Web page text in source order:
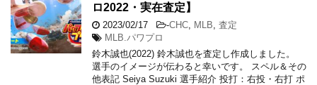
ロ2022・実在査定】
2023/02/17 -CHC MLB 査定
MLB.パワプロ
鈴木誠也(2022) 鈴木誠也を査定し作成しました。
選手のイメージが伝わると幸いです。 スペル＆その
他表記 Seiya Suzuki 選手紹介 投打：右投・右打 ポ